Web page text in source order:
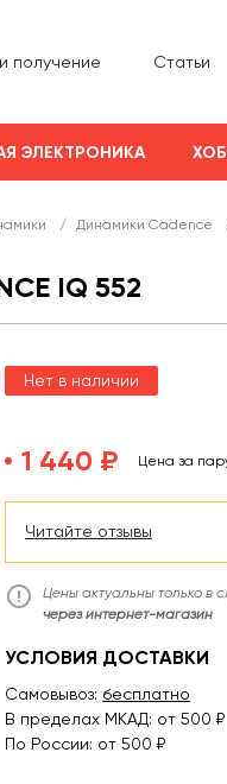
получение Статьи
ЭЛЕКТРОНИКА
/ Динамики Cadence
IQ 552
Нет в наличии
1 440 ₽ Цена за
Читайте отзывы
Цены актуальны только в
через интернет-магазин
УСЛОВИЯ ДОСТАВКИ
Самовывоз: бесплатно
В пределах МКАД: от 500 ₽
По России: от 500 ₽